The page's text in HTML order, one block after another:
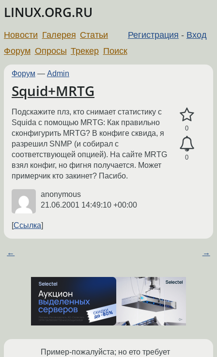
LINUX.ORG.RU
Регистрация - Вход
Новости Галерея Статьи
Форум Опросы Трекер Поиск
Форум — Admin
Squid+MRTG
0
0
Подскажите плз, кто снимает статистику с
Squida с помощью MRTG: Как правильно
сконфигурить MRTG? В конфиге сквида, я
разрешил SNMP (и собирал с
соответствующей опцией). На сайте MRTG
взял конфиг, но фигня получается. Может
примерчик кто закинет? Пасибо.
anonymous
21.06.2001 14:49:10 +00:00
Ссылка
← →
Пример-пожалуйста; но ето требует